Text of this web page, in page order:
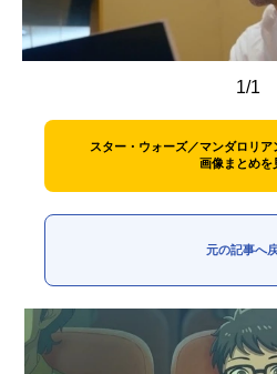
1/1
スター・ウォーズ／マンダロリ
画像まとめを
元の記事へ